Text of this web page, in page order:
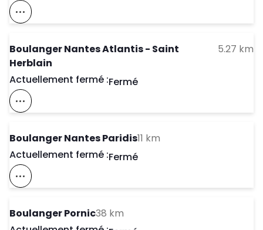
Voir Ce Magasin Sur La Carte
Boulanger Nantes Atlantis - Saint
Herblain
5.27 km
Actuellement fermé :Day of the Week
Fermé
Voir Ce Magasin Sur La Carte
Boulanger Nantes Paridis11 km
Actuellement fermé :Day of the Week
Fermé
Voir Ce Magasin Sur La Carte
Boulanger Pornic38 km